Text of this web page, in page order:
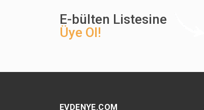
E-bülten Listesine
Üye Ol!
EVDENYE.COM